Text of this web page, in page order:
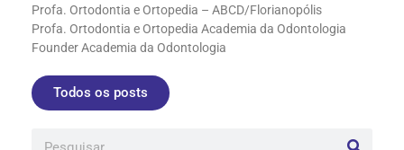
Profa. Ortodontia e Ortopedia – ABCD/Florianopólis
Profa. Ortodontia e Ortopedia Academia da Odontologia
Founder Academia da Odontologia
Todos os posts